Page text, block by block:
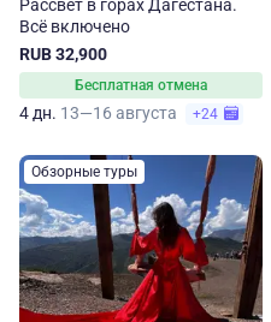
Рассвет в горах Дагестана.
Всё включено
RUB 32,900
Бесплатная отмена
4 дн. 13—16 августа +24
Обзорные туры